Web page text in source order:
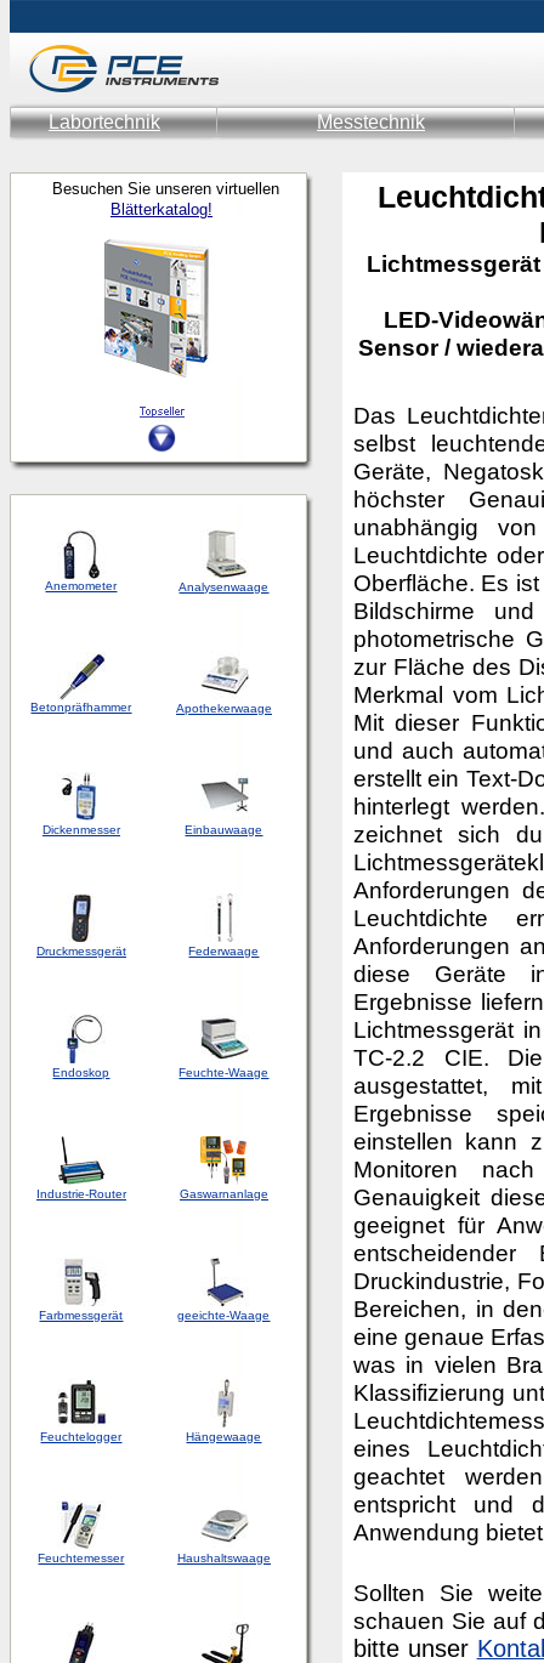
Labortechnik Messtechnik
Besuchen Sie unseren virtuellen
Blätterkatalog!
Anemometer Analysenwaage
Betonpräfhammer Apothekerwaage
Dickenmesser Einbauwaage
Druckmessgerät Federwaage
Endoskop Feuchte-Waage
Industrie-Router Gaswarnanlage
Farbmessgerät geeichte-Waage
Feuchtelogger Hängewaage
Feuchtemesser Haushaltswaage
LED-
Sensor /
Das
selbst
Geräte,
höchster
unabhängig
Leuchtdichte
Oberfläche. Es
Bildschirme
photometrische
zur Fläche des
Merkmal vom
Mit dieser
und auch
erstellt ein Text-
hinterlegt
zeichnet sich
Anforderungen
Leuchtdichte
Anforderungen
diese Geräte
Ergebnisse
Lichtmessgerät
TC-2.2 CIE.
ausgestattet,
Ergebnisse
einstellen kann
Monitoren
Genauigkeit
geeignet für
Druckindustrie,
Bereichen, in
eine genaue
was in vielen
Klassifizierung
eines
geachtet
entspricht und
Anwendung
Sollten Sie
schauen Sie auf
bitte unser